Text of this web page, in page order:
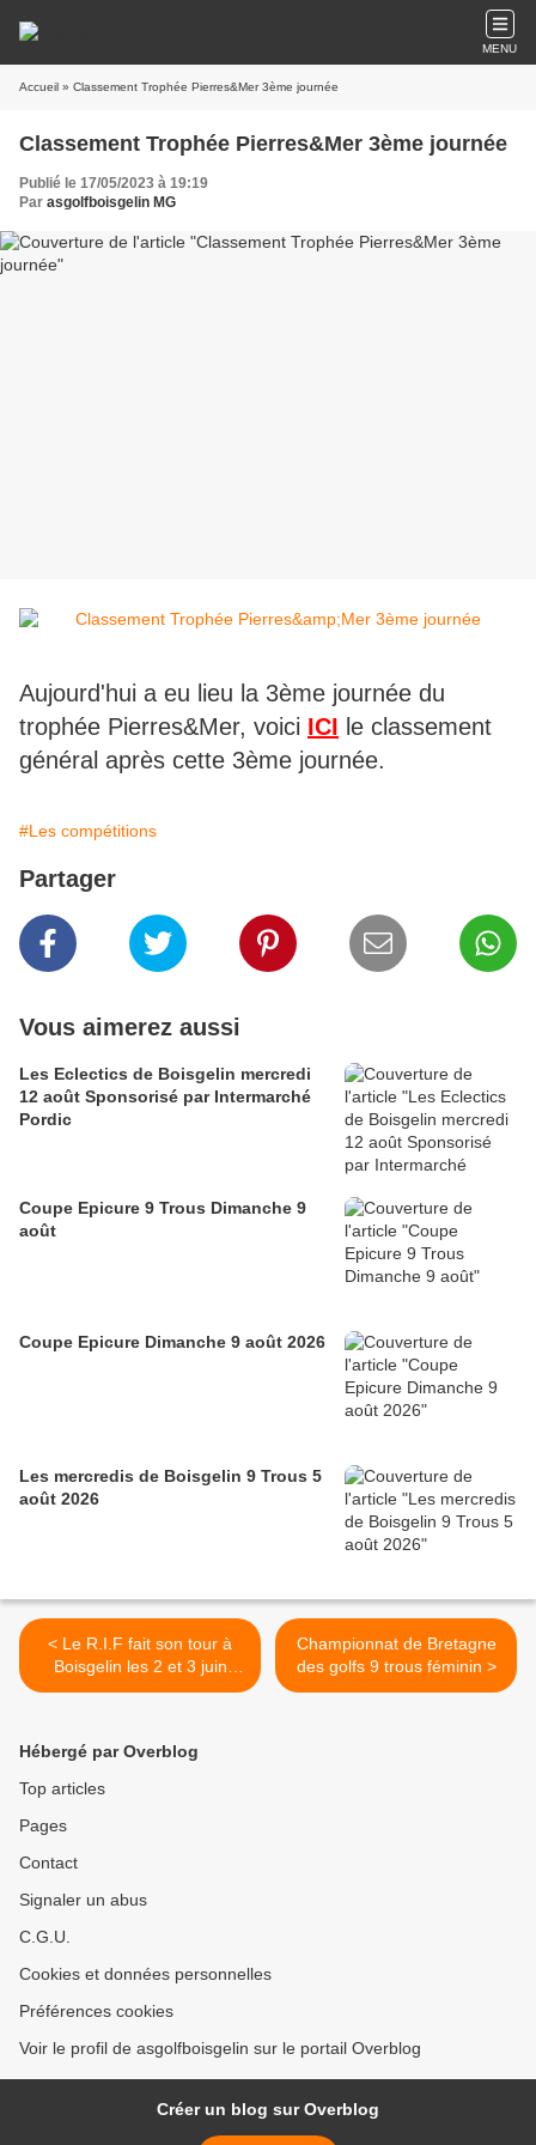
MENU
Accueil » Classement Trophée Pierres&Mer 3ème journée
Classement Trophée Pierres&Mer 3ème journée
Publié le 17/05/2023 à 19:19
Par asgolfboisgelin MG
Aujourd'hui a eu lieu la 3ème journée du
trophée Pierres&Mer, voici ICI le classement
général après cette 3ème journée.
#Les compétitions
Partager
Vous aimerez aussi
Les Eclectics de Boisgelin mercredi
12 août Sponsorisé par Intermarché
Pordic
Coupe Epicure 9 Trous Dimanche 9
août
Coupe Epicure Dimanche 9 août 2026
Les mercredis de Boisgelin 9 Trous 5
août 2026
< Le R.I.F fait son tour à
Boisgelin les 2 et 3 juin
2023
Championnat de Bretagne
des golfs 9 trous féminin >
Hébergé par Overblog
Top articles
Pages
Contact
Signaler un abus
C.G.U.
Cookies et données personnelles
Préférences cookies
Voir le profil de asgolfboisgelin sur le portail Overblog
Créer un blog sur Overblog